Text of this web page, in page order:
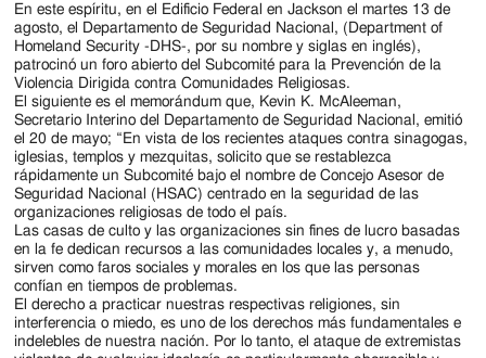
En este espíritu, en el Edificio Federal en Jackson el martes 13 de
agosto, el Departamento de Seguridad Nacional, (Department of
Homeland Security -DHS-, por su nombre y siglas en inglés),
patrocinó un foro abierto del Subcomité para la Prevención de la
Violencia Dirigida contra Comunidades Religiosas.
El siguiente es el memorándum que, Kevin K. McAleeman,
Secretario Interino del Departamento de Seguridad Nacional, emitió
el 20 de mayo; “En vista de los recientes ataques contra sinagogas,
iglesias, templos y mezquitas, solicito que se restablezca
rápidamente un Subcomité bajo el nombre de Concejo Asesor de
Seguridad Nacional (HSAC) centrado en la seguridad de las
organizaciones religiosas de todo el país.
Las casas de culto y las organizaciones sin fines de lucro basadas
en la fe dedican recursos a las comunidades locales y, a menudo,
sirven como faros sociales y morales en los que las personas
confían en tiempos de problemas.
El derecho a practicar nuestras respectivas religiones, sin
interferencia o miedo, es uno de los derechos más fundamentales e
indelebles de nuestra nación. Por lo tanto, el ataque de extremistas